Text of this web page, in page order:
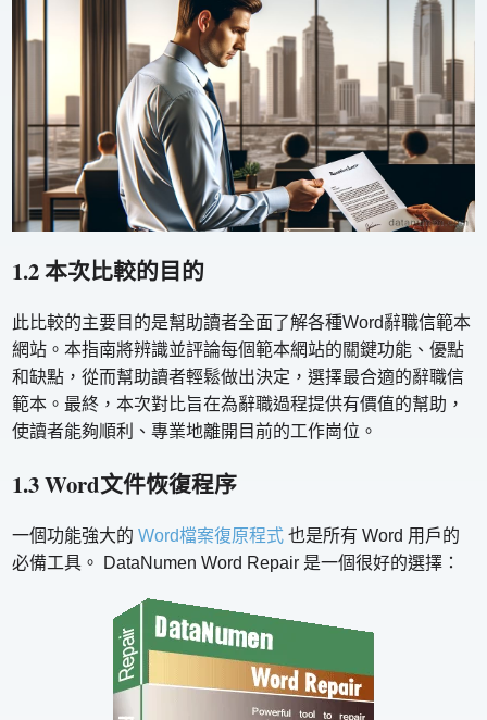
1.2 本次比較的目的
此比較的主要目的是幫助讀者全面了解各種Word辭職信範本
網站。本指南將辨識並評論每個範本網站的關鍵功能、優點
和缺點，從而幫助讀者輕鬆做出決定，選擇最合適的辭職信
範本。最終，本次對比旨在為辭職過程提供有價值的幫助，
使讀者能夠順利、專業地離開目前的工作崗位。
1.3 Word文件恢復程序
一個功能強大的Word檔案復原程式 也是所有 Word 用戶的
必備工具。 DataNumen Word Repair 是一個很好的選擇：